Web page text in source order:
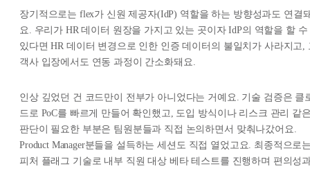
장기적으로는 flex가 신원 제공자(IdP) 역할을 하는 방향성과도 연결
요. 우리가 HR 데이터 원장을 가지고 있는 곳이자 IdP의 역할을 할 수
있다면 HR 데이터 변경으로 인한 인증 데이터의 불일치가 사라지고,
객사 입장에서도 연동 과정이 간소화돼요.
인상 깊었던 건 코드만이 전부가 아니었다는 거예요. 기술 검증은 클
드로 PoC를 빠르게 만들어 확인했고, 도입 방식이나 리스크 관리 같
판단이 필요한 부분은 팀원분들과 직접 논의하면서 맞춰나갔어요.
Product Manager분들을 설득하는 세션도 직접 열었고요. 최종적으로
피처 플래그 기술로 내부 직원 대상 베타 테스트를 진행하며 편의성